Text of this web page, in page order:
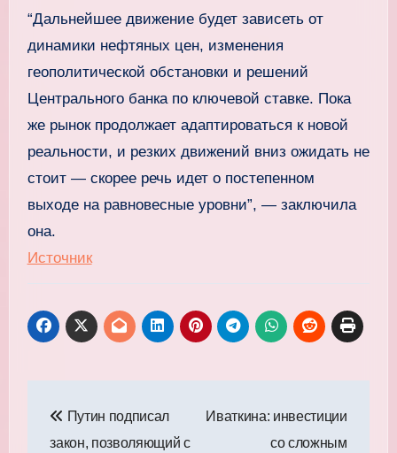
“Дальнейшее движение будет зависеть от
динамики нефтяных цен, изменения
геополитической обстановки и решений
Центрального банка по ключевой ставке. Пока
же рынок продолжает адаптироваться к новой
реальности, и резких движений вниз ожидать не
стоит — скорее речь идет о постепенном
выходе на равновесные уровни”, — заключила
она.
Источник
по
Путин подписал
закон, позволяющий с
Иваткина: инвестиции
со сложным